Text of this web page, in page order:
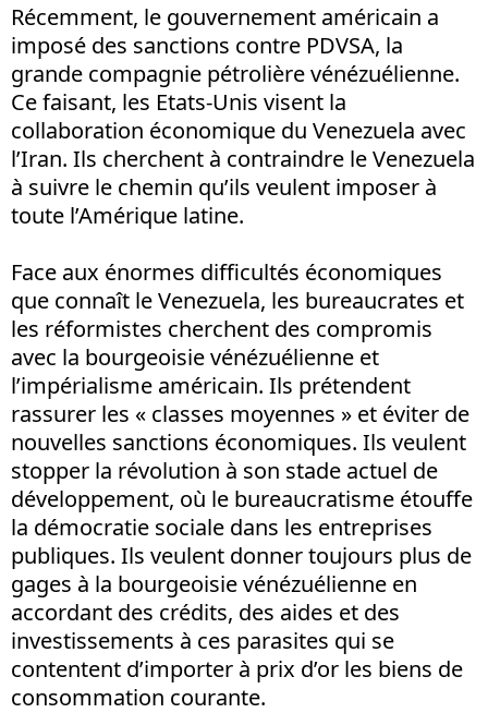
Récemment, le gouvernement américain a
imposé des sanctions contre PDVSA, la
grande compagnie pétrolière vénézuélienne.
Ce faisant, les Etats-Unis visent la
collaboration économique du Venezuela avec
l’Iran. Ils cherchent à contraindre le Venezuela
à suivre le chemin qu’ils veulent imposer à
toute l’Amérique latine.
Face aux énormes difficultés économiques
que connaît le Venezuela, les bureaucrates et
les réformistes cherchent des compromis
avec la bourgeoisie vénézuélienne et
l’impérialisme américain. Ils prétendent
rassurer les « classes moyennes » et éviter de
nouvelles sanctions économiques. Ils veulent
stopper la révolution à son stade actuel de
développement, où le bureaucratisme étouffe
la démocratie sociale dans les entreprises
publiques. Ils veulent donner toujours plus de
gages à la bourgeoisie vénézuélienne en
accordant des crédits, des aides et des
investissements à ces parasites qui se
contentent d’importer à prix d’or les biens de
consommation courante.